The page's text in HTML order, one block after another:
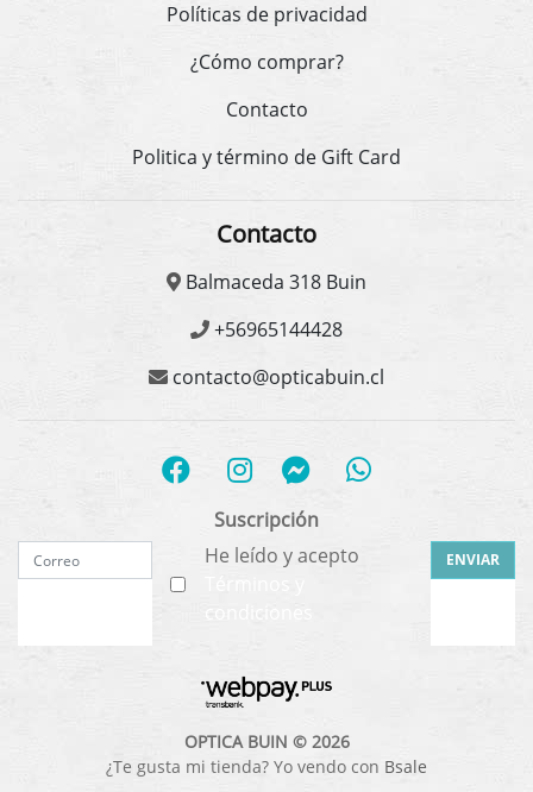
Políticas de privacidad
¿Cómo comprar?
Contacto
Politica y término de Gift Card
Contacto
Balmaceda 318 Buin
+56965144428
contacto@opticabuin.cl
Suscripción
He leído y acepto
condiciones
ENVIAR
OPTICA BUIN © 2026
¿Te gusta mi tienda? Yo vendo con Bsale